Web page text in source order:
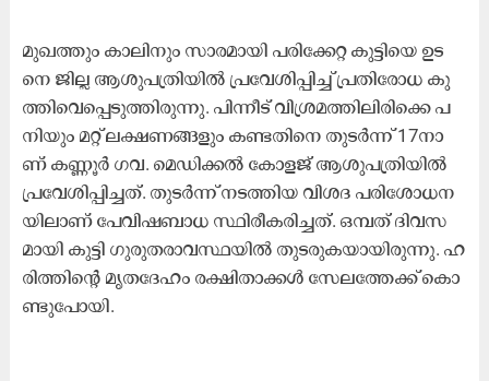
മു​ഖ​ത്തും കാ​ലി​നും സാ​ര​മാ​യി പ​രി​ക്കേ​റ്റ കു​ട്ടി​യെ ഉ​ട​
നെ ജി​ല്ല ആ​ശു​പ​ത്രി​യി​ൽ പ്ര​വേ​ശി​പ്പി​ച്ച് പ്ര​തി​രോ​ധ കു​
ത്തി​വെ​പ്പെ​ടു​ത്തി​രു​ന്നു. പി​ന്നീ​ട് വി​ശ്ര​മ​ത്തി​ലി​രി​ക്കെ പ​
നി​യും മ​റ്റ് ല​ക്ഷ​ണ​ങ്ങ​ളും ക​ണ്ട​തി​നെ തു​ട​ർ​ന്ന് 17നാ​
ണ് ക​ണ്ണൂ​ർ ഗ​വ. മെ​ഡി​ക്ക​ൽ കോ​ള​ജ് ആ​ശു​പ​ത്രി​യി​ൽ
പ്ര​വേ​ശി​പ്പി​ച്ച​ത്. തു​ട​ർ​ന്ന് ന​ട​ത്തി​യ വി​ശ​ദ പ​രി​ശോ​ധ​ന​
യി​ലാ​ണ് പേ​വി​ഷ​ബാ​ധ സ്ഥി​രീ​ക​രി​ച്ച​ത്. ഒ​മ്പ​ത്‌ ദി​വ​സ​
മാ​യി കു​ട്ടി ഗു​രു​ത​രാ​വ​സ്ഥ​യി​ൽ തു​ട​രു​ക​യാ​യി​രു​ന്നു. ഹ​
രി​ത്തി​ന്റെ മൃ​ത​ദേ​ഹം ര​ക്ഷി​താ​ക്ക​ൾ സേ​ല​ത്തേ​ക്ക് കൊ​
ണ്ടു​പോ​യി.